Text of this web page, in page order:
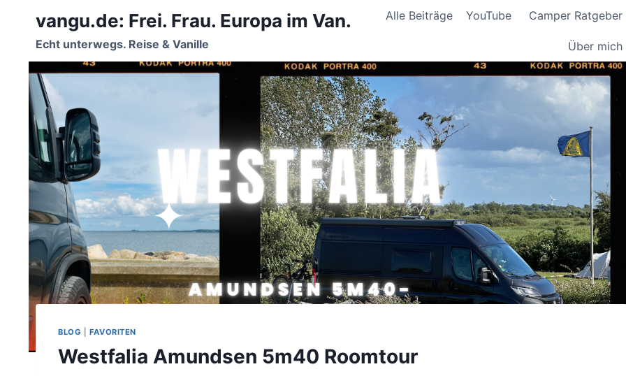
springen
vangu.de: Frei. Frau. Europa im Van.
Echt unterwegs. Reise & Vanille
Alle Beiträge YouTube Camper Ratgeber
Über mich
BLOG FAVORITEN
Westfalia Amundsen 5m40 Roomtour